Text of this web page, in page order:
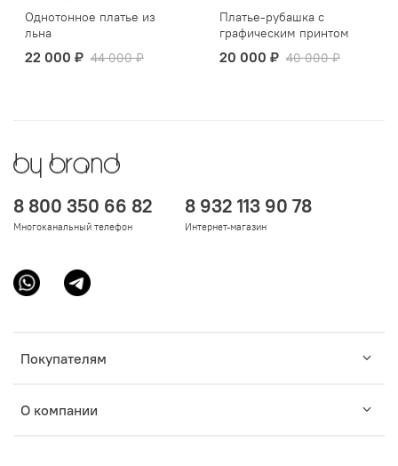
Однотонное платье из
льна
22 000 ₽ 44 000 ₽
Платье-рубашка с
графическим принтом
20 000 ₽ 40 000 ₽
Покупателям
О компании
8 800 350 66 82
Многоканальный телефон
8 932 113 90 78
Интернет-магазин